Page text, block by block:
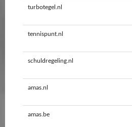
turbotegel.nl
tennispunt.nl
schuldregeling.nl
amas.nl
amas.be